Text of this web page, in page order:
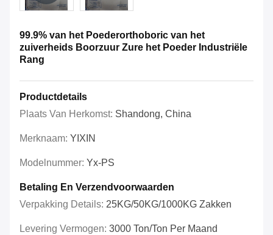
99.9% van het Poederorthoboric van het
zuiverheids Boorzuur Zure het Poeder Industriële
Rang
Productdetails
Plaats Van Herkomst: Shandong, China
Merknaam: YIXIN
Modelnummer: Yx-PS
Betaling En Verzendvoorwaarden
Verpakking Details: 25KG/50KG/1000KG Zakken
Levering Vermogen: 3000 Ton/Ton Per Maand